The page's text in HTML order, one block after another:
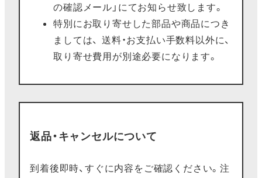
の確認メール」にてお知らせ致します。
特別にお取り寄せした部品や商品につき
ましては、 送料・お支払い手数料以外に、
取り寄せ費用が別途必要になります。
返品・キャンセルについて
到着後即時、すぐに内容をご確認ください。注